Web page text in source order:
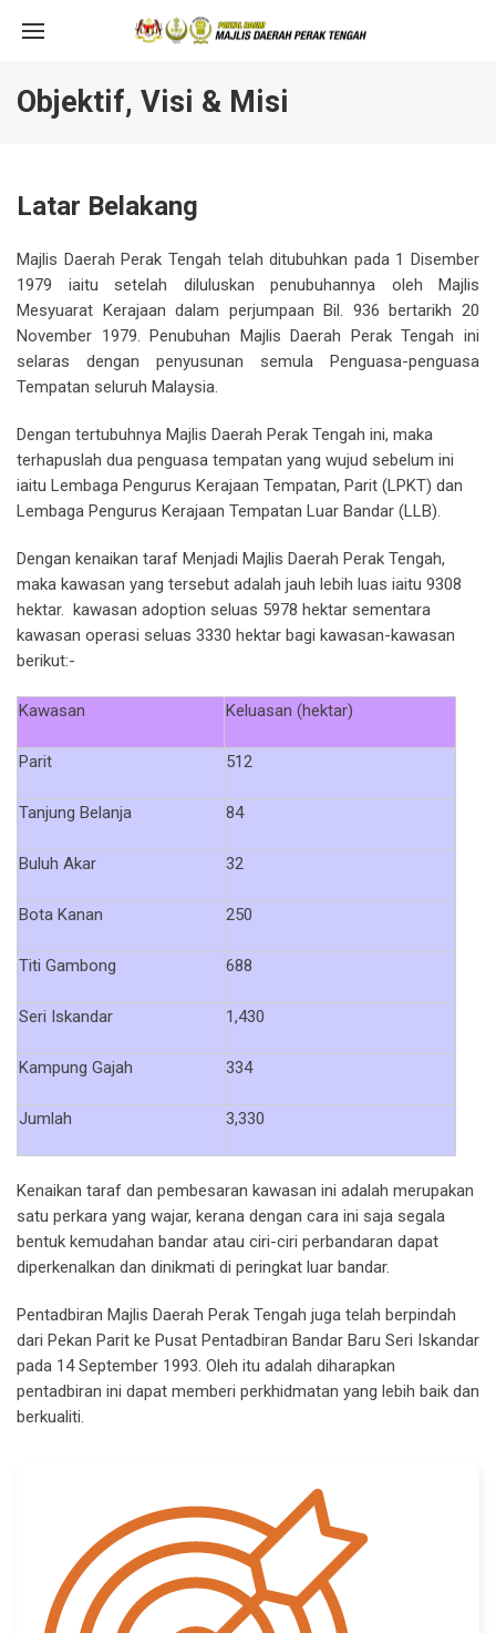
Objektif, Visi & Misi
Latar Belakang
Majlis Daerah Perak Tengah telah ditubuhkan pada 1 Disember
1979 iaitu setelah diluluskan penubuhannya oleh Majlis
Mesyuarat Kerajaan dalam perjumpaan Bil. 936 bertarikh 20
November 1979. Penubuhan Majlis Daerah Perak Tengah ini
selaras dengan penyusunan semula Penguasa-penguasa
Tempatan seluruh Malaysia.
Dengan tertubuhnya Majlis Daerah Perak Tengah ini, maka
terhapuslah dua penguasa tempatan yang wujud sebelum ini
iaitu Lembaga Pengurus Kerajaan Tempatan, Parit (LPKT) dan
Lembaga Pengurus Kerajaan Tempatan Luar Bandar (LLB).
Dengan kenaikan taraf Menjadi Majlis Daerah Perak Tengah,
maka kawasan yang tersebut adalah jauh lebih luas iaitu 9308
hektar. kawasan adoption seluas 5978 hektar sementara
kawasan operasi seluas 3330 hektar bagi kawasan-kawasan
berikut:-
Kawasan Keluasan (hektar)
Parit 512
Tanjung Belanja 84
Buluh Akar 32
Bota Kanan 250
Titi Gambong 688
Seri Iskandar 1,430
Kampung Gajah 334
Jumlah 3,330
Kenaikan taraf dan pembesaran kawasan ini adalah merupakan
satu perkara yang wajar, kerana dengan cara ini saja segala
bentuk kemudahan bandar atau ciri-ciri perbandaran dapat
diperkenalkan dan dinikmati di peringkat luar bandar.
Pentadbiran Majlis Daerah Perak Tengah juga telah berpindah
dari Pekan Parit ke Pusat Pentadbiran Bandar Baru Seri Iskandar
pada 14 September 1993. Oleh itu adalah diharapkan
pentadbiran ini dapat memberi perkhidmatan yang lebih baik dan
berkualiti.